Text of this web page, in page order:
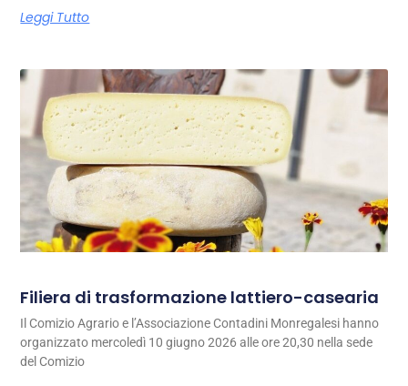
Leggi Tutto
Filiera di trasformazione lattiero-casearia
Il Comizio Agrario e l’Associazione Contadini Monregalesi hanno
organizzato mercoledì 10 giugno 2026 alle ore 20,30 nella sede
del Comizio